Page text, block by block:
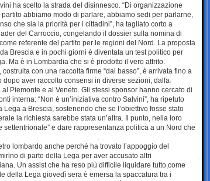
ha scelto la strada del disinnesco. “Di organizzazione
abbiamo modo di parlare, abbiamo sedi per parlarne,
che sia la priorità per i cittadini”, ha tagliato corto a
del Carroccio, congelando il dossier sulla nomina di
referente del partito per le regioni del Nord. La proposta
Brescia e in pochi giorni è diventata un test politico per
Ma è in Lombardia che si è prodotto il vero attrito.
costruita con una raccolta firme “dal basso”, è arrivata fino a
dopo aver raccolto consensi in diverse sezioni, dalla
al Piemonte e al Veneto. Gli stessi sponsor hanno cercato di
interna: “Non è un’iniziativa contro Salvini”, ha ripetuto
a Brescia, sostenendo che se l’obiettivo fosse stato
la richiesta sarebbe stata un’altra. Il punto, nella loro
settentrionale” e dare rappresentanza politica a un Nord che
lombardo anche perché ha trovato l’appoggio del
di parte della Lega per aver accusato altri
Un assist che ha reso più difficile liquidare tutto come
della Lega giovedì sera è emersa la spaccatura tra i